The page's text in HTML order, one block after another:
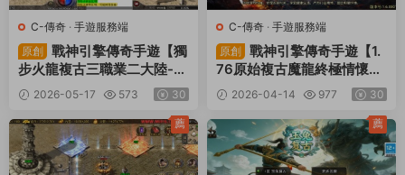
C-傳奇 · 手遊服務端
原創
戰神引擎傳奇手遊【獨
步火龍複古三職業二大陸-白
豬7.2免授權】Win一鍵服務
端+安卓蘋果雙端+GM授權
後台+視頻架設教程
2026-05-17 573 30
C-傳奇 · 手遊服務端
原創
戰神引擎傳奇手遊【1.
76原始複古魔龍終極情懷版
[小蘭插件免授權]】Win一
鍵服務端+安卓蘋果雙端+G
M授權後台+視頻架設教程
2026-04-14 977 30
薦 薦